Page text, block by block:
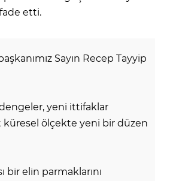
etti.
Sayın Recep Tayyip
yeni ittifaklar
küresel ölçekte yeni bir düzen
bir elin parmaklarını